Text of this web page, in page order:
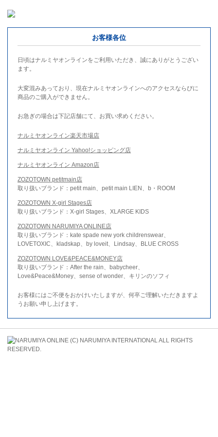
お客様各位
日頃はナルミヤオンラインをご利用いただき、誠にありがとうござい
ます。
大変混みあっており、現在ナルミヤオンラインへのアクセスならびに
商品のご購入ができません。
お急ぎの場合は下記店舗にて、お買い求めください。
ナルミヤオンライン楽天市場店
ナルミヤオンライン Yahoo!ショッピング店
ナルミヤオンライン Amazon店
ZOZOTOWN petitmain店
取り扱いブランド：petit main、petit main LIEN、b・ROOM
ZOZOTOWN X-girl Stages店
取り扱いブランド：X-girl Stages、XLARGE KIDS
ZOZOTOWN NARUMIYA ONLINE店
取り扱いブランド：kate spade new york childrenswear、
LOVETOXIC、kladskap、by loveit、Lindsay、BLUE CROSS
ZOZOTOWN LOVE&PEACE&MONEY店
取り扱いブランド：After the rain、babycheer、
Love&Peace&Money、sense of wonder、キリンのソフィ
お客様にはご不便をおかけいたしますが、何卒ご理解いただきますよ
うお願い申し上げます。